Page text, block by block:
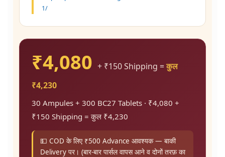
1/
₹4,080 + ₹150 Shipping =कुल
₹4,230
30 Ampules + 300 BC27 Tablets · ₹4,080 +
₹150 Shipping = कुल ₹4,230
💵 COD के लिए ₹500 Advance आवश्यक — बाकी
Delivery पर। (बार-बार पार्सल वापस आने व दोनों तरफ़ का